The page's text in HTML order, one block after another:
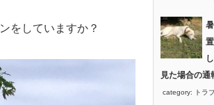
をしていますか？
見た場合の通
category: トラ